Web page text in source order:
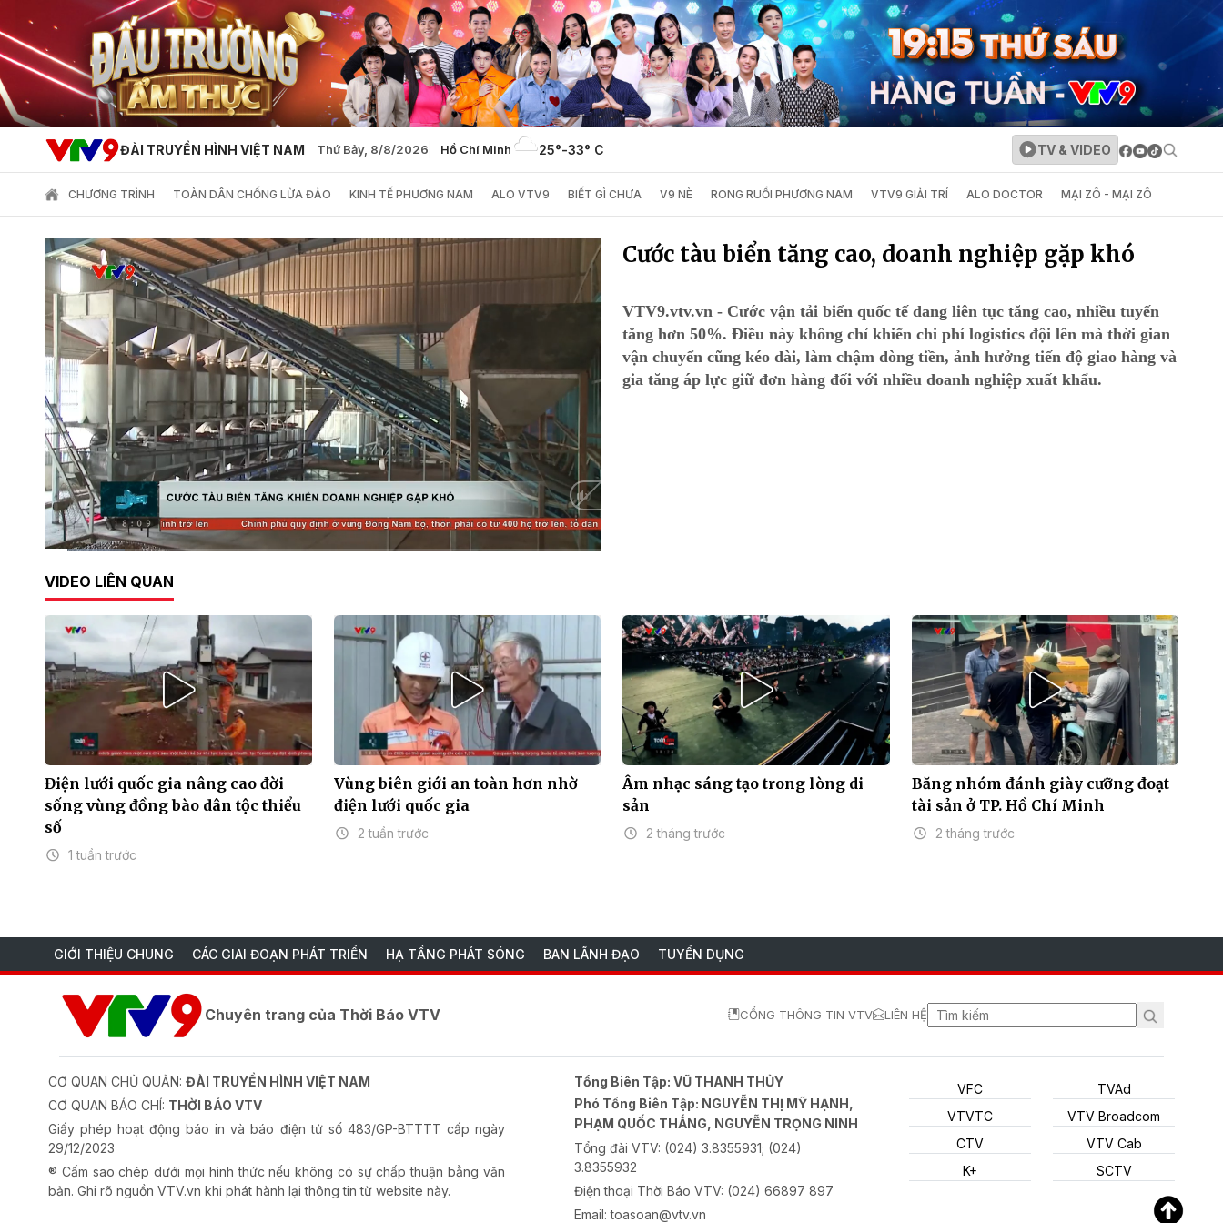
ĐÀI TRUYỀN HÌNH VIỆT NAM Thứ Bảy, 8/8/2026 Hồ Chí Minh 25°-33° C TV & VIDEO
CHƯƠNG TRÌNH TOÀN DÂN CHỐNG LỪA ĐẢO KINH TẾ PHƯƠNG NAM ALO VTV9 BIẾT GÌ CHƯA V9 NÈ RONG RUỔI PHƯƠNG NAM VTV9 GIẢI TRÍ ALO DOCTOR MẠI ZÔ - MẠI ZÔ
Cước tàu biển tăng cao, doanh nghiệp gặp khó
VTV9.vtv.vn - Cước vận tải biển quốc tế đang liên tục tăng cao, nhiều tuyến
tăng hơn 50%. Điều này không chỉ khiến chi phí logistics đội lên mà thời gian
vận chuyển cũng kéo dài, làm chậm dòng tiền, ảnh hưởng tiến độ giao hàng và
gia tăng áp lực giữ đơn hàng đối với nhiều doanh nghiệp xuất khẩu.
VIDEO LIÊN QUAN
Điện lưới quốc gia nâng cao đời
sống vùng đồng bào dân tộc thiểu
số
1 tuần trước
Vùng biên giới an toàn hơn nhờ
điện lưới quốc gia
2 tuần trước
Âm nhạc sáng tạo trong lòng di
sản
2 tháng trước
Băng nhóm đánh giày cưỡng đoạt
tài sản ở TP. Hồ Chí Minh
2 tháng trước
GIỚI THIỆU CHUNG CÁC GIAI ĐOẠN PHÁT TRIỂN HẠ TẦNG PHÁT SÓNG BAN LÃNH ĐẠO TUYỂN DỤNG
Chuyên trang của Thời Báo VTV CỔNG THÔNG TIN VTV LIÊN HỆ
CƠ QUAN CHỦ QUẢN: ĐÀI TRUYỀN HÌNH VIỆT NAM
CƠ QUAN BÁO CHÍ: THỜI BÁO VTV
Giấy phép hoạt động báo in và báo điện tử số 483/GP-BTTTT cấp ngày
29/12/2023
® Cấm sao chép dưới mọi hình thức nếu không có sự chấp thuận bằng văn
bản. Ghi rõ nguồn VTV.vn khi phát hành lại thông tin từ website này.
Tổng Biên Tập:VŨ THANH THỦY
Phó Tổng Biên Tập: NGUYỄN THỊ MỸ HẠNH,
PHẠM QUỐC THẮNG, NGUYỄN TRỌNG NINH
Tổng đài VTV: (024) 3.8355931; (024)
3.8355932
Điện thoại Thời Báo VTV: (024) 66897 897
Email:toasoan@vtv.vn
VFC
VTVTC
CTV
K+
TVAd
VTV Broadcom
VTV Cab
SCTV